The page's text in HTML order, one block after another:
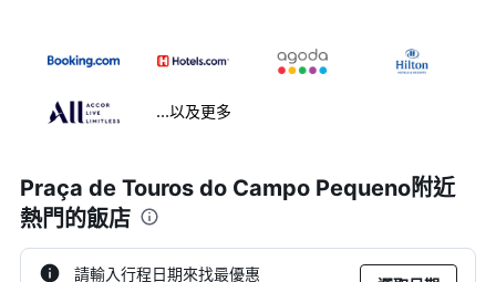
...以及更多
Praça de Touros do Campo Pequeno附近
熱門的飯店
請輸入行程日期來找最優惠